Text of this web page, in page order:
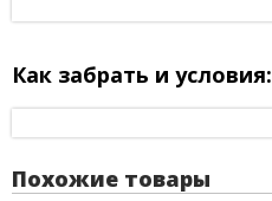
Как забрать и условия:
Похожие товары